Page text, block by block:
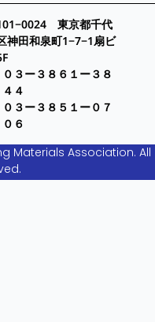
東京都千代
神田和泉町1−7−1扇ビ
０３ー３８６１ー３８
４４
０３ー３８５１ー０７
０６
Materials Association. All